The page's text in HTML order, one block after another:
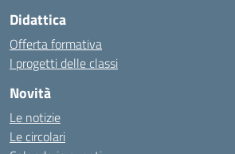
Didattica
Offerta formativa
I progetti delle classi
Novità
Le notizie
Le circolari